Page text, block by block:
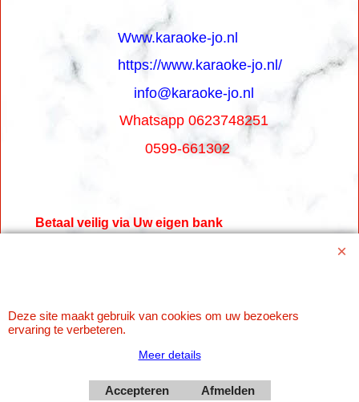
Www.karaoke-jo.nl
https://www.karaoke-jo.nl/
info@karaoke-jo.nl
Whatsapp 0623748251
0599-661302
Betaal veilig via Uw eigen bank
Deze site maakt gebruik van cookies om uw bezoekers
ervaring te verbeteren.
Meer details
Accepteren Afmelden